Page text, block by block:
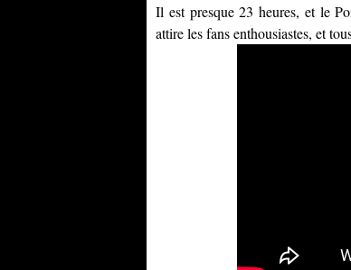
Il est presque 23 heures, et le
attire les fans enthousiastes, et